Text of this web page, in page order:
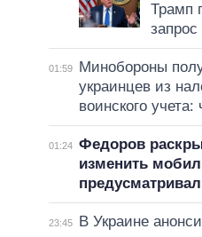
Трамп
01:59
Минобороны
украинцев из
воинского учета:
01:24 Федоров
изменить
23:45
В Украине